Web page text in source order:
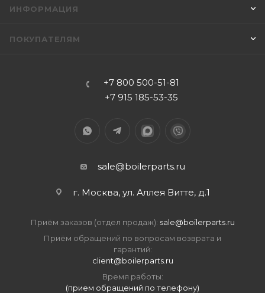
ИНФОРМАЦИЯ
ПОКУПАТЕЛЯМ
+7 800 500-51-81
+7 915 185-53-35
sale@boilerparts.ru
г. Москва, ул. Аллея Витте, д.1
Приём заказов (отдел продаж): sale@boilerparts.ru
Приём обращений по вопросам возврата и
гарантий:
client@boilerparts.ru
Время работы:
(прием обращений по телефону)